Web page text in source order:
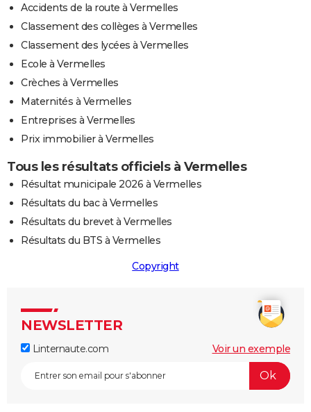
Accidents de la route à Vermelles
Classement des collèges à Vermelles
Classement des lycées à Vermelles
Ecole à Vermelles
Crèches à Vermelles
Maternités à Vermelles
Entreprises à Vermelles
Prix immobilier à Vermelles
Tous les résultats officiels à Vermelles
Résultat municipale 2026 à Vermelles
Résultats du bac à Vermelles
Résultats du brevet à Vermelles
Résultats du BTS à Vermelles
Copyright
NEWSLETTER
Linternaute.com Voir un exemple